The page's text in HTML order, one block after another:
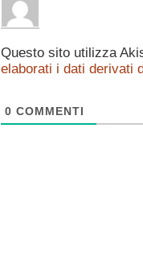
Questo sito utilizza
elaborati i dati derivati
0 COMMENTI